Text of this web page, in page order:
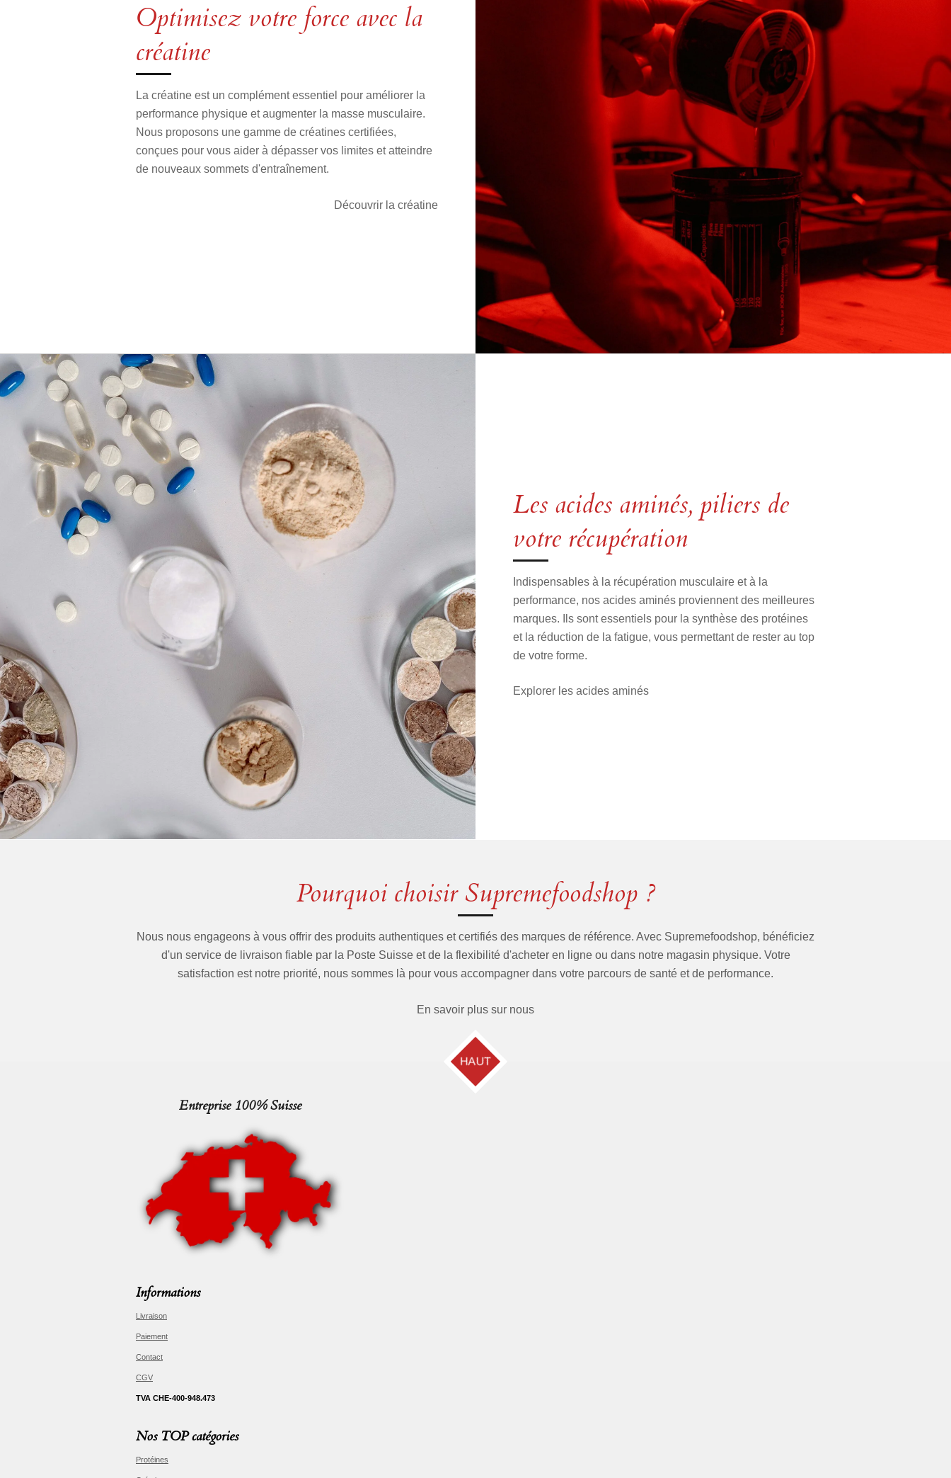
Optimisez votre force avec la
créatine
La créatine est un complément essentiel pour améliorer la
performance physique et augmenter la masse musculaire.
Nous proposons une gamme de créatines certifiées,
conçues pour vous aider à dépasser vos limites et atteindre
de nouveaux sommets d'entraînement.
Découvrir la créatine
Les acides aminés, piliers de
votre récupération
Indispensables à la récupération musculaire et à la
performance, nos acides aminés proviennent des meilleures
marques. Ils sont essentiels pour la synthèse des protéines
et la réduction de la fatigue, vous permettant de rester au top
de votre forme.
Explorer les acides aminés
Pourquoi choisir Supremefoodshop ?
Nous nous engageons à vous offrir des produits authentiques et certifiés des marques de référence. Avec Supremefoodshop, bénéficiez
d'un service de livraison fiable par la Poste Suisse et de la flexibilité d'acheter en ligne ou dans notre magasin physique. Votre
satisfaction est notre priorité, nous sommes là pour vous accompagner dans votre parcours de santé et de performance.
En savoir plus sur nous
HAUT
Entreprise 100% Suisse
Informations
Livraison
Paiement
Contact
CGV
TVA CHE-400-948.473
Nos TOP catégories
Protéines